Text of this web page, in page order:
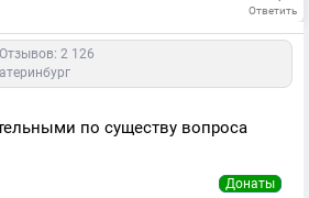
Ответить
Отзывов: 2 126
по существу вопроса
Донаты